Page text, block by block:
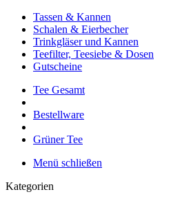
Tassen & Kannen
Schalen & Eierbecher
Trinkgläser und Kannen
Teefilter, Teesiebe & Dosen
Gutscheine
Tee Gesamt
Bestellware
Grüner Tee
Menü schließen
Kategorien